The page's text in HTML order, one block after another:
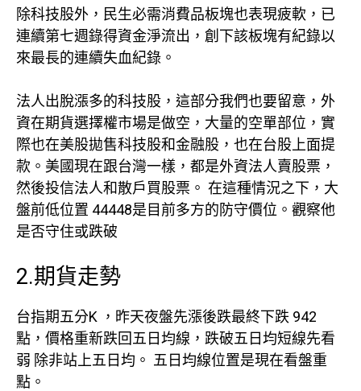
除科技股外，民生必需消費品板塊也表現疲軟，已
連續第七週錄得資金淨流出，創下該板塊有紀錄以
來最長的連續失血紀錄。
法人出脫漲多的科技股，這部分我們也要留意，外
資在期貨選擇權市場是做空，大量的空單部位，實
際也在美股拋售科技股和金融股，也在台股上面提
款。美國現在跟台灣一樣，都是外資法人賣股票，
然後投信法人和散戶買股票。 在這種情況之下，大
盤前低位置 44448是目前多方的防守價位。觀察他
是否守住或跌破
2.期貨走勢
台指期五分K ，昨天夜盤先漲後跌最終下跌 942
點，價格重新跌回五日均線，跌破五日均短線先看
弱 除非站上五日均。 五日均線位置是現在看盤重
點。